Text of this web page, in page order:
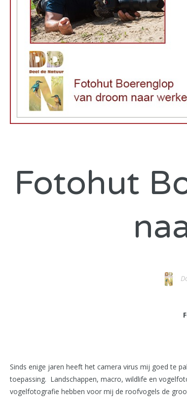
Fotohut
Sinds enige jaren heeft het camera virus mij goed te
toepassing. Landschappen, macro, wildlife en
vogelfotografie hebben voor mij de roofvogels de